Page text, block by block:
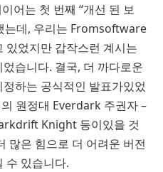
어는 첫 번째 “개선 된 보
는데, 우리는 Fromsoftware
있었지만 갑작스런 계시는
습니다. 결국, 더 까다로운
하는 공식적인 발표가있었
원정대 Everdark 주권자 –
Knight 등이있을 것
많은 힘으로 더 어려운 버전
수 있습니다.